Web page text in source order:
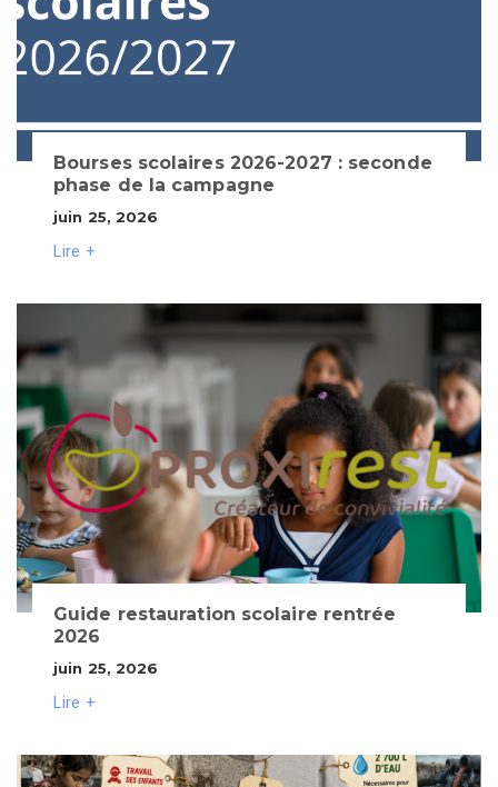
Bourses scolaires 2026-2027 : seconde
phase de la campagne
juin 25, 2026
Lire +
Guide restauration scolaire rentrée
2026
juin 25, 2026
Lire +